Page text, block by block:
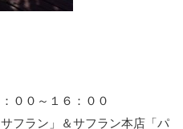
００～１６：００
フラン」＆サフラン本店「パ